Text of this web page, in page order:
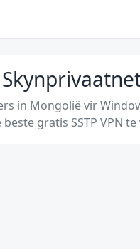
in Mongolië vir
gratis SSTP VPN te